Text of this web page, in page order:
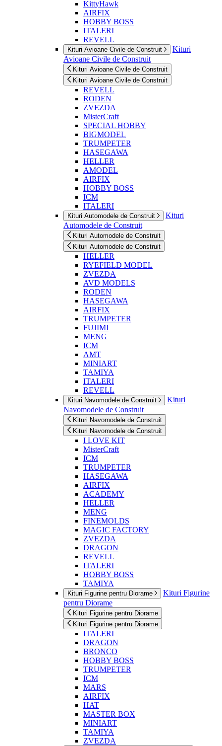
KittyHawk
AIRFIX
HOBBY BOSS
ITALERI
REVELL
Kituri Avioane Civile de Construit
Kituri
Avioane Civile de Construit
Kituri Avioane Civile de Construit
Kituri Avioane Civile de Construit
REVELL
RODEN
ZVEZDA
MisterCraft
SPECIAL HOBBY
BIGMODEL
TRUMPETER
HASEGAWA
HELLER
AMODEL
AIRFIX
HOBBY BOSS
ICM
ITALERI
Kituri Automodele de Construit
Kituri
Automodele de Construit
Kituri Automodele de Construit
Kituri Automodele de Construit
HELLER
RYEFIELD MODEL
ZVEZDA
AVD MODELS
RODEN
HASEGAWA
AIRFIX
TRUMPETER
FUJIMI
MENG
ICM
AMT
MINIART
TAMIYA
ITALERI
REVELL
Kituri Navomodele de Construit
Kituri
Navomodele de Construit
Kituri Navomodele de Construit
Kituri Navomodele de Construit
I LOVE KIT
MisterCraft
ICM
TRUMPETER
HASEGAWA
AIRFIX
ACADEMY
HELLER
MENG
FINEMOLDS
MAGIC FACTORY
ZVEZDA
DRAGON
REVELL
ITALERI
HOBBY BOSS
TAMIYA
Kituri Figurine pentru Diorame
Kituri Figurine
pentru Diorame
Kituri Figurine pentru Diorame
Kituri Figurine pentru Diorame
ITALERI
DRAGON
BRONCO
HOBBY BOSS
TRUMPETER
ICM
MARS
AIRFIX
HAT
MASTER BOX
MINIART
TAMIYA
ZVEZDA